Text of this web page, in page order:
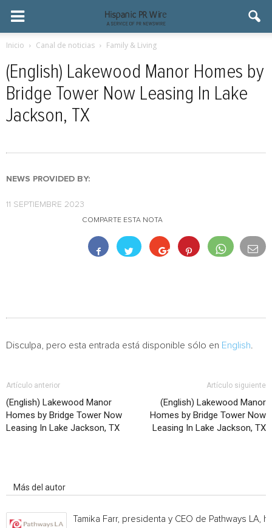
Inicio Canal de noticias Family & Living
(English) Lakewood Manor Homes by
Bridge Tower Now Leasing In Lake
Jackson, TX
NEWS PROVIDED BY:
11 SEPTIEMBRE 2023
COMPARTE ESTA NOTA
Disculpa, pero esta entrada está disponible sólo en English
Artículo anterior
(English) Lakewood Manor
Homes by Bridge Tower Now
Leasing In Lake Jackson, TX
Artículo siguiente
(English) Lakewood Manor
Homes by Bridge Tower Now
Leasing In Lake Jackson, TX
Más del autor
Tamika Farr, presidenta y CEO de Pathways LA,